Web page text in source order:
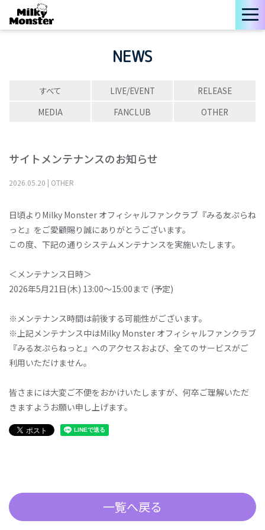
NEWS
すべて LIVE/EVENT
RELEASE
MEDIA
FANCLUB OTHER
サイトメンテナンスのお知らせ
2026.05.20 | OTHER
日頃よりMilky Monster オフィシャルファンクラブ『みる友ぷらね
っと』をご愛顧賜り誠にありがとうございます。
この度、下記の通りシステムメンテナンスを実施いたします。
＜メンテナンス日時＞
2026年5月21日(木) 13:00～15:00まで (予定)
※メンテナンス時間は前後する可能性がございます。
※上記メンテナンス中はMilky Monster オフィシャルファンクラブ
『みる友ぷらねっと』へのアクセスおよび、全てのサービスがご
利用いただけません。
皆さまには大変ご不便をおかけいたしますが、何卒ご理解いただ
きますようお願い申し上げます。
一覧へ戻る